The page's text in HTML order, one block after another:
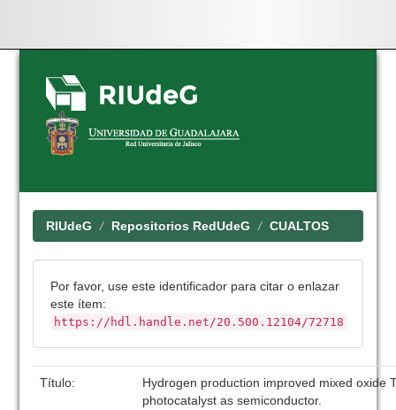
Skip
navigation
RIUdeG Repositorios RedUdeG CUALTOS
Por favor, use este identificador para citar o enlazar
este ítem:
https://hdl.handle.net/20.500.12104/72718
Título:
Hydrogen production improved mixed oxide
photocatalyst as semiconductor.